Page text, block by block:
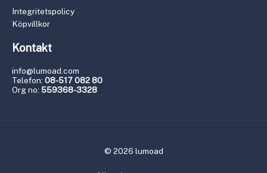
Integritetspolicy
Köpvillkor
Kontakt
info@lumoad.com
Telefon: 08-517 082 80
Org no: 559368-3328
© 2026 lumoad